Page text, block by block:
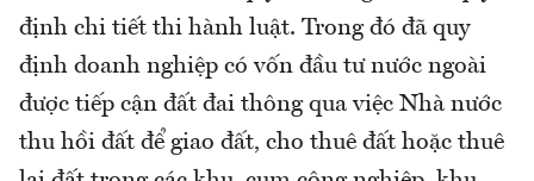
định chi tiết thi hành luật. Trong đó đã quy
định doanh nghiệp có vốn đầu tư nước ngoài
được tiếp cận đất đai thông qua việc Nhà nước
thu hồi đất để giao đất, cho thuê đất hoặc thuê